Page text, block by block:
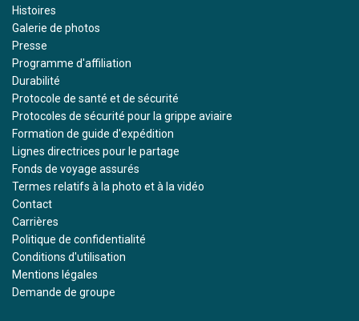
Histoires
Galerie de photos
Presse
Programme d'affiliation
Durabilité
Protocole de santé et de sécurité
Protocoles de sécurité pour la grippe aviaire
Formation de guide d'expédition
Lignes directrices pour le partage
Fonds de voyage assurés
Termes relatifs à la photo et à la vidéo
Contact
Carrières
Politique de confidentialité
Conditions d'utilisation
Mentions légales
Demande de groupe